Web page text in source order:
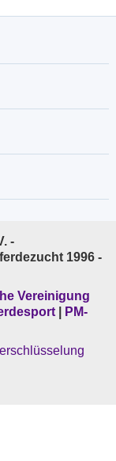
-
1996 -
Vereinigung
PM-